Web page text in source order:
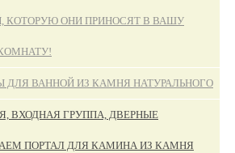
КОТОРУЮ ОНИ ПРИНОСЯТ В ВАШУ
ДЛЯ ВАННОЙ ИЗ КАМНЯ НАТУРАЛЬНОГО
ВХОДНАЯ ГРУППА, ДВЕРНЫЕ
ПОРТАЛ ДЛЯ КАМИНА ИЗ КАМНЯ